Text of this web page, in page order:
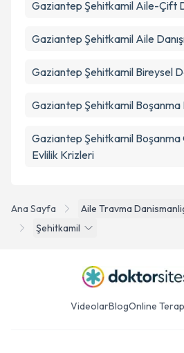
Ana Sayfa Aile Travma
Şehitkamil
Gaziantep Şehitkamil Aile-Çift
Gaziantep Şehitkamil Aile
Gaziantep Şehitkamil Bireysel
Gaziantep Şehitkamil Boşanma
Gaziantep Şehitkamil
Evlilik Krizleri
VideolarBlogOnline